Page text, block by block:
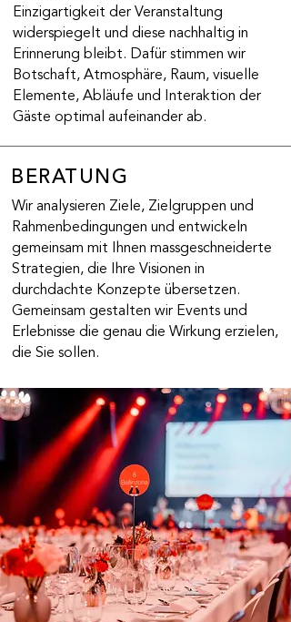
Einzigartigkeit der Veranstaltung
widerspiegelt und diese nachhaltig in
Erinnerung bleibt. Dafür stimmen wir
Botschaft, Atmosphäre, Raum, visuelle
Elemente, Abläufe und Interaktion der
Gäste optimal aufeinander ab.
BERATUNG
Wir analysieren Ziele, Zielgruppen und
Rahmenbedingungen und entwickeln
gemeinsam mit Ihnen massgeschneiderte
Strategien, die Ihre Visionen in
durchdachte Konzepte übersetzen.
Gemeinsam gestalten wir Events und
Erlebnisse die genau die Wirkung erzielen,
die Sie sollen.